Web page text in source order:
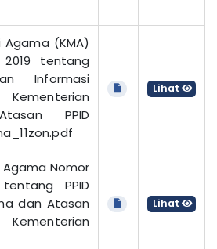
(KMA)
tentang
Informasi
PPID
Lihat
Nomor
PPID
dan Atasan
Lihat